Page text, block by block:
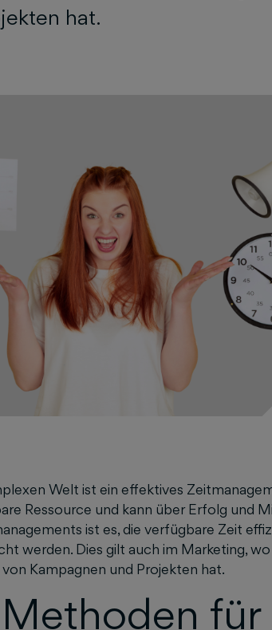
hat.
Welt ist ein effektives
Ressource und kann über Erfolg und
ist es, die verfügbare Zeit
werden. Dies gilt auch im Marketing,
Kampagnen und Projekten hat.
für